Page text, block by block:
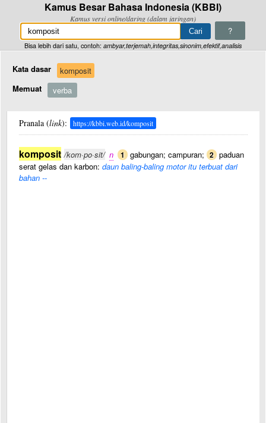
Kamus Besar Bahasa Indonesia (KBBI)
Kamus versi online/daring (dalam jaringan)
?
Bisa lebih dari satu, contoh: ambyar,terjemah,integritas,sinonim,efektif,analisis
Kata dasar
komposit
Memuat
verba
Pranala (link): https://kbbi.web.id/komposit
komposit /kom·po·sit/ n 1 gabungan; campuran; 2 paduan
serat gelas dan karbon: daun baling-baling motor itu terbuat dari
bahan --